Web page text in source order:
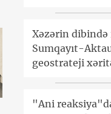
Xəzərin
Sumqayıt-
geostrateji
"Ani